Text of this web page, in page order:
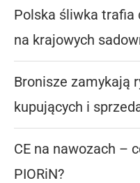
Polska śliwka trafia
na krajowych
Bronisze zamykają
kupujących i
CE na nawozach –
PIORiN?